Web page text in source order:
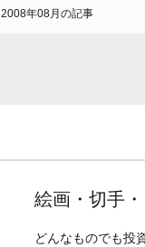
2008年08月の記事
絵画・切手
どんなものでも投